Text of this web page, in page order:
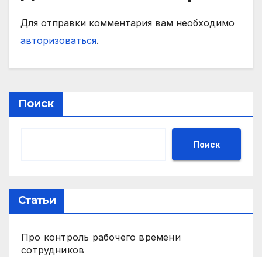
Для отправки комментария вам необходимо
авторизоваться.
Поиск
Поиск
Статьи
Про контроль рабочего времени
сотрудников